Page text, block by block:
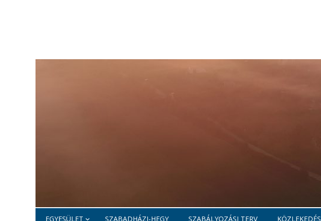
EGYESÜLET SZABADHÁZI-HEGY SZABÁLYOZÁSI TERV KÖZLEKEDÉS